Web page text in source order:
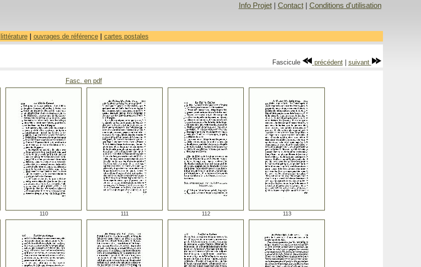
Info Projet| Contact| Conditions d'utilisation
littérature| ouvrages de référence| cartes postales
Fascicule précédent| suivant
Fasc. en pdf
110 111 112 113